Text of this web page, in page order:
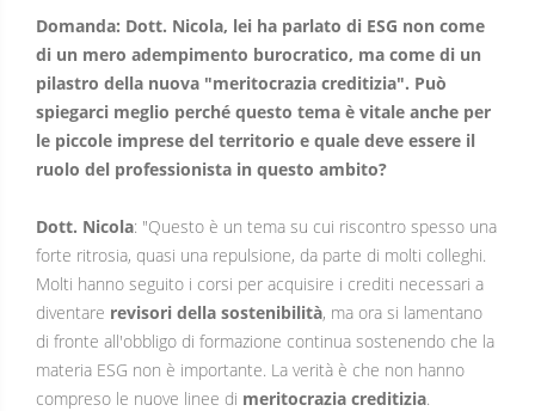
Domanda: Dott. Nicola, lei ha parlato di ESG non come
di un mero adempimento burocratico, ma come di un
pilastro della nuova "meritocrazia creditizia". Può
spiegarci meglio perché questo tema è vitale anche per
le piccole imprese del territorio e quale deve essere il
ruolo del professionista in questo ambito?
Dott. Nicola: "Questo è un tema su cui riscontro spesso una
forte ritrosia, quasi una repulsione, da parte di molti colleghi.
Molti hanno seguito i corsi per acquisire i crediti necessari a
diventare revisori della sostenibilità, ma ora si lamentano
di fronte all'obbligo di formazione continua sostenendo che la
materia ESG non è importante. La verità è che non hanno
compreso le nuove linee di meritocrazia creditizia.